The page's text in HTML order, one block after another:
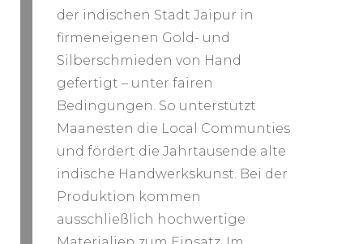
der indischen Stadt Jaipur in
firmeneigenen Gold- und
Silberschmieden von Hand
gefertigt – unter fairen
Bedingungen. So unterstützt
Maanesten die Local Communties
und fördert die Jahrtausende alte
indische Handwerkskunst. Bei der
Produktion kommen
ausschließlich hochwertige